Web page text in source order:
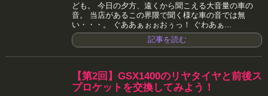
ども。 今日の夕方、遠くから聞こえる大音量の車の
音。 当店があるこの界隈で聞く様な車の音では無
い・・・。 ぐああぁぉぉおぅっ！ ぐわあぁ...
記事を読む
【第2回】GSX1400のリヤタイヤと前後ス
プロケットを交換してみよう！